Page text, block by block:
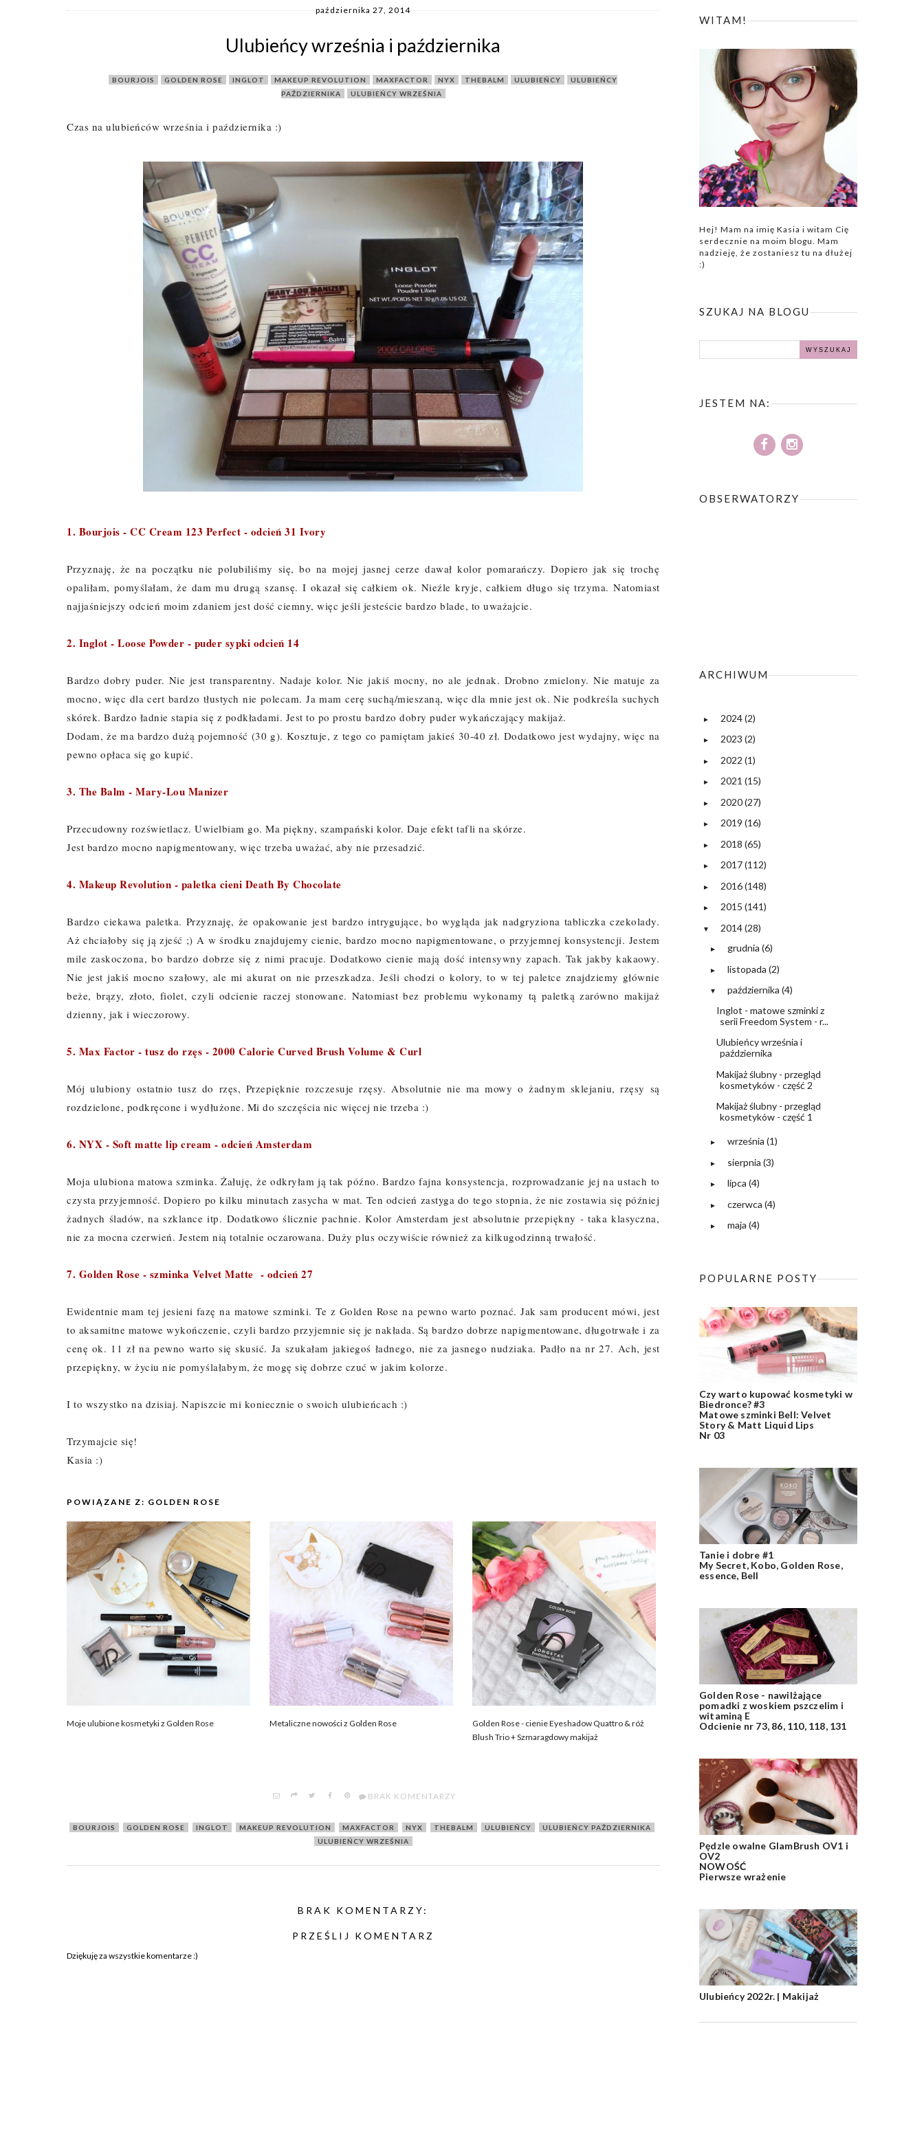
października 27, 2014
Ulubieńcy września i października
BOURJOIS GOLDEN ROSE INGLOT MAKEUP REVOLUTION MAXFACTOR NYX THEBALM ULUBIEŃCY
ULUBIEŃCY
PAŹDZIERNIKA
ULUBIEŃCY WRZEŚNIA
Czas na ulubieńców września i października :)
1. Bourjois - CC Cream 123 Perfect - odcień 31 Ivory
Przyznaję, że na początku nie polubiliśmy się, bo na mojej jasnej cerze dawał kolor pomarańczy. Dopiero jak się trochę
opaliłam, pomyślałam, że dam mu drugą szansę. I okazał się całkiem ok. Nieźle kryje, całkiem długo się trzyma. Natomiast
najjaśniejszy odcień moim zdaniem jest dość ciemny, więc jeśli jesteście bardzo blade, to uważajcie.
2. Inglot - Loose Powder - puder sypki odcień 14
Bardzo dobry puder. Nie jest transparentny. Nadaje kolor. Nie jakiś mocny, no ale jednak. Drobno zmielony. Nie matuje za
mocno, więc dla cert bardzo tłustych nie polecam. Ja mam cerę suchą/mieszaną, więc dla mnie jest ok. Nie podkreśla suchych
skórek. Bardzo ładnie stapia się z podkładami. Jest to po prostu bardzo dobry puder wykańczający makijaż.
Dodam, że ma bardzo dużą pojemność (30 g). Kosztuje, z tego co pamiętam jakieś 30-40 zł. Dodatkowo jest wydajny, więc na
pewno opłaca się go kupić.
3. The Balm - Mary-Lou Manizer
Przecudowny rozświetlacz. Uwielbiam go. Ma piękny, szampański kolor. Daje efekt tafli na skórze.
Jest bardzo mocno napigmentowany, więc trzeba uważać, aby nie przesadzić.
4. Makeup Revolution - paletka cieni Death By Chocolate
Bardzo ciekawa paletka. Przyznaję, że opakowanie jest bardzo intrygujące, bo wygląda jak nadgryziona tabliczka czekolady.
Aż chciałoby się ją zjeść ;) A w środku znajdujemy cienie, bardzo mocno napigmentowane, o przyjemnej konsystencji. Jestem
mile zaskoczona, bo bardzo dobrze się z nimi pracuje. Dodatkowo cienie mają dość intensywny zapach. Tak jakby kakaowy.
Nie jest jakiś mocno szałowy, ale mi akurat on nie przeszkadza. Jeśli chodzi o kolory, to w tej paletce znajdziemy głównie
beże, brązy, złoto, fiolet, czyli odcienie raczej stonowane. Natomiast bez problemu wykonamy tą paletką zarówno makijaż
dzienny, jak i wieczorowy.
5. Max Factor - tusz do rzęs - 2000 Calorie Curved Brush Volume & Curl
Mój ulubiony ostatnio tusz do rzęs, Przepięknie rozczesuje rzęsy. Absolutnie nie ma mowy o żadnym sklejaniu, rzęsy są
rozdzielone, podkręcone i wydłużone. Mi do szczęścia nic więcej nie trzeba :)
6. NYX - Soft matte lip cream - odcień Amsterdam
Moja ulubiona matowa szminka. Żałuję, że odkryłam ją tak późno. Bardzo fajna konsystencja, rozprowadzanie jej na ustach to
czysta przyjemność. Dopiero po kilku minutach zasycha w mat. Ten odcień zastyga do tego stopnia, że nie zostawia się później
żadnych śladów, na szklance itp. Dodatkowo ślicznie pachnie. Kolor Amsterdam jest absolutnie przepiękny - taka klasyczna,
nie za mocna czerwień. Jestem nią totalnie oczarowana. Duży plus oczywiście również za kilkugodzinną trwałość.
7. Golden Rose - szminka Velvet Matte - odcień 27
Ewidentnie mam tej jesieni fazę na matowe szminki. Te z Golden Rose na pewno warto poznać. Jak sam producent mówi, jest
to aksamitne matowe wykończenie, czyli bardzo przyjemnie się je nakłada. Są bardzo dobrze napigmentowane, długotrwałe i za
cenę ok. 11 zł na pewno warto się skusić. Ja szukałam jakiegoś ładnego, nie za jasnego nudziaka. Padło na nr 27. Ach, jest
przepiękny, w życiu nie pomyślałabym, że mogę się dobrze czuć w jakim kolorze.
I to wszystko na dzisiaj. Napiszcie mi koniecznie o swoich ulubieńcach :)
Trzymajcie się!
Kasia :)
POWIĄZANE Z: GOLDEN ROSE
Moje ulubione kosmetyki z Golden Rose Metaliczne nowości z Golden Rose
Golden Rose - cienie Eyeshadow Quattro & róż
Blush Trio + Szmaragdowy makijaż
BRAK KOMENTARZY
BOURJOIS GOLDEN ROSE INGLOT MAKEUP REVOLUTION MAXFACTOR NYX THEBALM ULUBIEŃCY ULUBIEŃCY PAŹDZIERNIKA
ULUBIEŃCY WRZEŚNIA
BRAK KOMENTARZY:
PRZEŚLIJ KOMENTARZ
Dziękuję za wszystkie komentarze :)
WITAM!
Hej! Mam na imię Kasia i witam Cię
serdecznie na moim blogu. Mam
nadzieję, że zostaniesz tu na dłużej
:)
SZUKAJ NA BLOGU
JESTEM NA:
OBSERWATORZY
ARCHIWUM
► 2024(2)
► 2023 (2)
► 2022 (1)
► 2021 (15)
► 2020(27)
► 2019 (16)
► 2018 (65)
► 2017(112)
► 2016(148)
► 2015 (141)
▼ 2014(28)
► grudnia (6)
► listopada (2)
▼ października (4)
Inglot - matowe szminki z
serii Freedom System - r...
Ulubieńcy września i
października
Makijaż ślubny - przegląd
kosmetyków - część 2
Makijaż ślubny - przegląd
kosmetyków - część 1
► września (1)
► sierpnia (3)
► lipca (4)
► czerwca (4)
► maja (4)
POPULARNE POSTY
Czy warto kupować kosmetyki w
Biedronce? #3
Matowe szminki Bell: Velvet
Story & Matt Liquid Lips
Nr 03
Tanie i dobre #1
My Secret, Kobo, Golden Rose,
essence, Bell
Golden Rose - nawilżające
pomadki z woskiem pszczelim i
witaminą E
Odcienie nr 73, 86, 110, 118, 131
Pędzle owalne GlamBrush OV1 i
OV2
NOWOŚĆ
Pierwsze wrażenie
Ulubieńcy 2022r. | Makijaż